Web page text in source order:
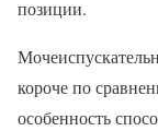
позиции.
короче по
особенность